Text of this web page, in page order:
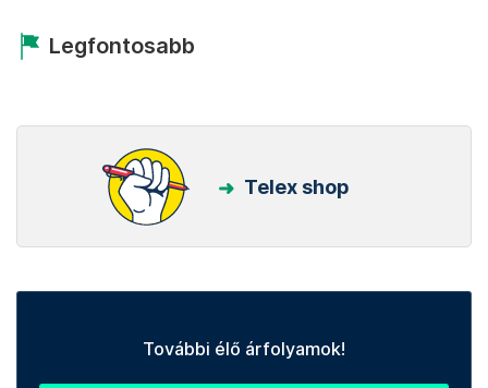
Legfontosabb
Telex shop
További élő árfolyamok!